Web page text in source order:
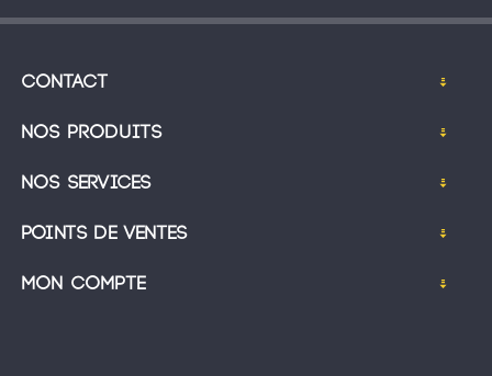
Contact
Nos produits
Nos services
Points de ventes
Mon compte